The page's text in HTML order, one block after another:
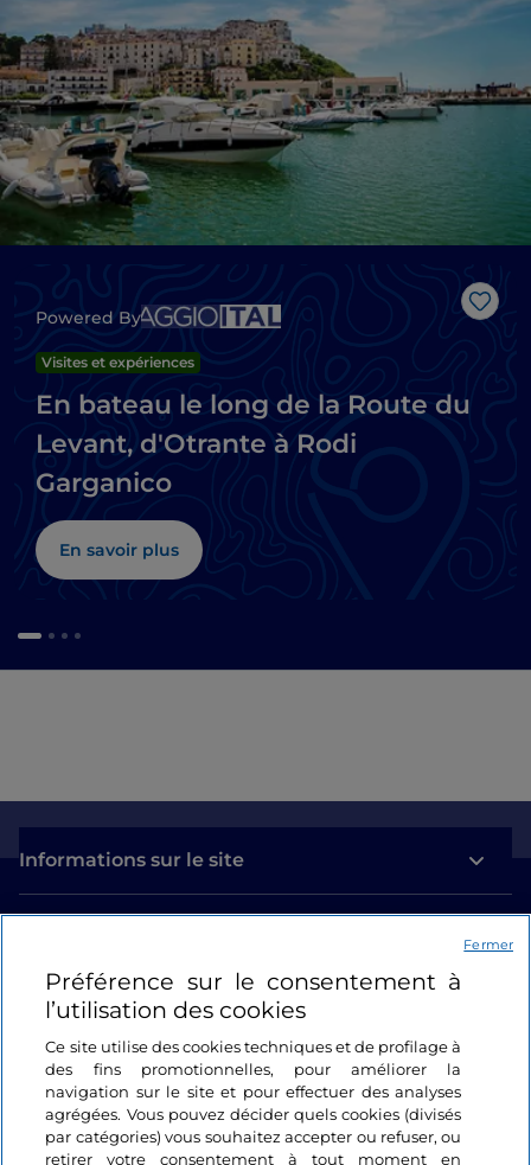
Powered By
Visites et expériences
En bateau le long de la Route du
Levant, d'Otrante à Rodi
Garganico
En savoir plus
Informations sur le site
Se connecter
Suivez-nous
Préférence sur le consentement à
l’utilisation des cookies
Ce site utilise des cookies techniques et de profilage à
des fins promotionnelles, pour améliorer la
navigation sur le site et pour effectuer des analyses
agrégées. Vous pouvez décider quels cookies (divisés
par catégories) vous souhaitez accepter ou refuser, ou
retirer votre consentement à tout moment en
Fermer